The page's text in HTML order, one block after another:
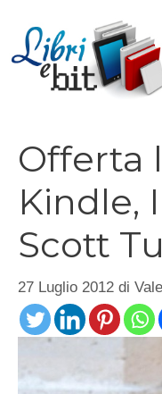
contenuto
Offerta
Kindle,
Scott
27 Luglio 2012 di